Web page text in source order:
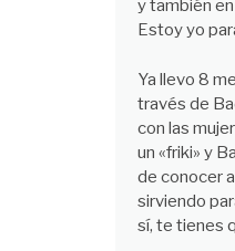
y también
Estoy yo
Ya llevo 8
través de
con las
un «friki» y
de conocer
sirviendo
sí, te tienes